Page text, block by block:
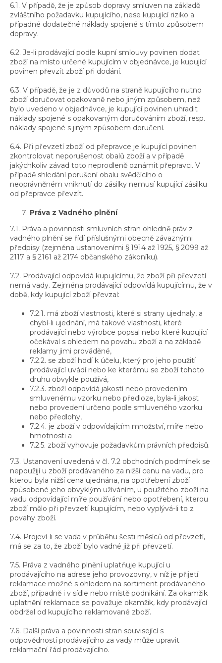
6.1. V případě, že je způsob dopravy smluven na základě
zvláštního požadavku kupujícího, nese kupující riziko a
případné dodatečné náklady spojené s tímto způsobem
dopravy.
6.2. Je-li prodávající podle kupní smlouvy povinen dodat
zboží na místo určené kupujícím v objednávce, je kupující
povinen převzít zboží při dodání.
6.3. V případě, že je z důvodů na straně kupujícího nutno
zboží doručovat opakovaně nebo jiným způsobem, než
bylo uvedeno v objednávce, je kupující povinen uhradit
náklady spojené s opakovaným doručováním zboží, resp.
náklady spojené s jiným způsobem doručení.
6.4. Při převzetí zboží od přepravce je kupující povinen
zkontrolovat neporušenost obalů zboží a v případě
jakýchkoliv závad toto neprodleně oznámit přepravci. V
případě shledání porušení obalu svědčícího o
neoprávněném vniknutí do zásilky nemusí kupující zásilku
od přepravce převzít.
Práva z Vadného plnění
7.1. Práva a povinnosti smluvních stran ohledně práv z
vadného plnění se řídí příslušnými obecně závaznými
předpisy (zejména ustanoveními § 1914 až 1925, § 2099 až
2117 a § 2161 až 2174 občanského zákoníku).
7.2. Prodávající odpovídá kupujícímu, že zboží při převzetí
nemá vady. Zejména prodávající odpovídá kupujícímu, že v
době, kdy kupující zboží převzal:
7.2.1. má zboží vlastnosti, které si strany ujednaly, a
chybí-li ujednání, má takové vlastnosti, které
prodávající nebo výrobce popsal nebo které kupující
očekával s ohledem na povahu zboží a na základě
reklamy jimi prováděné,
7.2.2. se zboží hodí k účelu, který pro jeho použití
prodávající uvádí nebo ke kterému se zboží tohoto
druhu obvykle používá,
7.2.3. zboží odpovídá jakostí nebo provedením
smluvenému vzorku nebo předloze, byla-li jakost
nebo provedení určeno podle smluveného vzorku
nebo předlohy,
7.2.4. je zboží v odpovídajícím množství, míře nebo
hmotnosti a
7.2.5. zboží vyhovuje požadavkům právních předpisů.
7.3. Ustanovení uvedená v čl. 7.2 obchodních podmínek se
nepoužijí u zboží prodávaného za nižší cenu na vadu, pro
kterou byla nižší cena ujednána, na opotřebení zboží
způsobené jeho obvyklým užíváním, u použitého zboží na
vadu odpovídající míře používání nebo opotřebení, kterou
zboží mělo při převzetí kupujícím, nebo vyplývá-li to z
povahy zboží.
7.4. Projeví-li se vada v průběhu šesti měsíců od převzetí,
má se za to, že zboží bylo vadné již při převzetí.
7.5. Práva z vadného plnění uplatňuje kupující u
prodávajícího na adrese jeho provozovny, v níž je přijetí
reklamace možné s ohledem na sortiment prodávaného
zboží, případně i v sídle nebo místě podnikání. Za okamžik
uplatnění reklamace se považuje okamžik, kdy prodávající
obdržel od kupujícího reklamované zboží.
7.6. Další práva a povinnosti stran související s
odpovědností prodávajícího za vady může upravit
reklamační řád prodávajícího.